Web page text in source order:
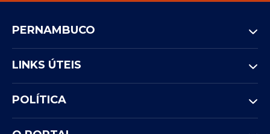
PERNAMBUCO
LINKS ÚTEIS
POLÍTICA